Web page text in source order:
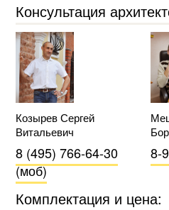
Консультация
Козырев Сергей
Витальевич
8 (495) 766-64-30
(моб)
8-
Комплектация и цена: